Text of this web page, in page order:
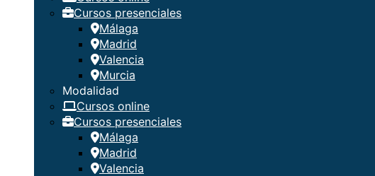
Cursos presenciales
Málaga
Madrid
Valencia
Murcia
Modalidad
Cursos online
Cursos presenciales
Málaga
Madrid
Valencia